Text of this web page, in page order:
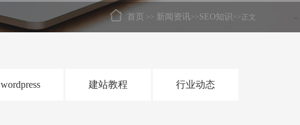
首页 >> 新闻资讯>>SEO知识>>正文
wordpress 建站教程 行业动态